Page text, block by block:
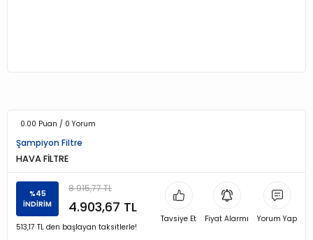
0.00 Puan / 0 Yorum
Şampiyon Filtre
HAVA FİLTRE
%45
İNDİRİM
8.915,77 TL
4.903,67 TL
513,17 TL den başlayan taksitlerle!
Tavsiye Et Fiyat Alarmı Yorum Yap